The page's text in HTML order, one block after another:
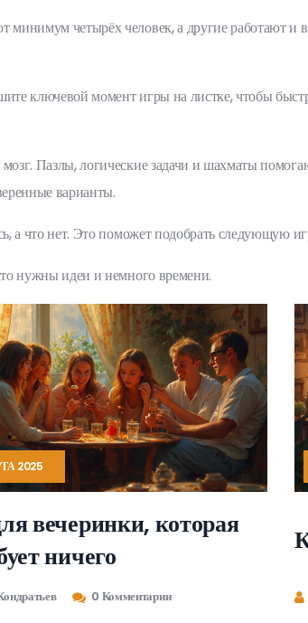
четырёх человек, а другие работают и
ключевой момент игры на листке, чтобы
Пазлы, логические задачи и шахматы
варианты.
а что нет. Это поможет подобрать следующую
нужны идеи и немного времени.
2025
вечеринки, которая
ничего
0 Комментарии